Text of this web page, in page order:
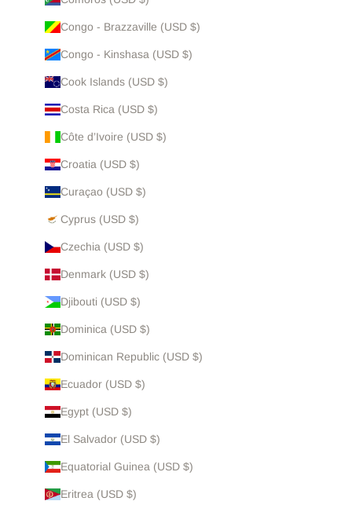
Congo - Brazzaville (USD $)
Congo - Kinshasa (USD $)
Cook Islands (USD $)
Costa Rica (USD $)
Côte d’Ivoire (USD $)
Croatia (USD $)
Curaçao (USD $)
Cyprus (USD $)
Czechia (USD $)
Denmark (USD $)
Djibouti (USD $)
Dominica (USD $)
Dominican Republic (USD $)
Ecuador (USD $)
Egypt (USD $)
El Salvador (USD $)
Equatorial Guinea (USD $)
Eritrea (USD $)